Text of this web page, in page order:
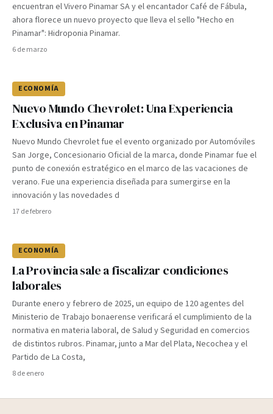
encuentran el Vivero Pinamar SA y el encantador Café de Fábula,
ahora florece un nuevo proyecto que lleva el sello "Hecho en
Pinamar": Hidroponia Pinamar.
6 de marzo
ECONOMÍA
Nuevo Mundo Chevrolet: Una Experiencia
Exclusiva en Pinamar
Nuevo Mundo Chevrolet fue el evento organizado por Automóviles
San Jorge, Concesionario Oficial de la marca, donde Pinamar fue el
punto de conexión estratégico en el marco de las vacaciones de
verano. Fue una experiencia diseñada para sumergirse en la
innovación y las novedades d
17 de febrero
ECONOMÍA
La Provincia sale a fiscalizar condiciones
laborales
Durante enero y febrero de 2025, un equipo de 120 agentes del
Ministerio de Trabajo bonaerense verificará el cumplimiento de la
normativa en materia laboral, de Salud y Seguridad en comercios
de distintos rubros. Pinamar, junto a Mar del Plata, Necochea y el
Partido de La Costa,
8 de enero